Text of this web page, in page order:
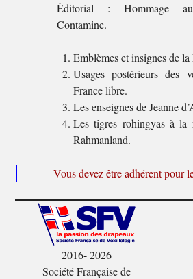
Éditorial : Hommage au
Contamine.
Emblèmes et insignes de
Usages postérieurs des
France libre.
Les enseignes de Jeanne
Les tigres rohingyas à la
Rahmanland.
Vous devez être adhérent pour
2016- 2026
Société Française de